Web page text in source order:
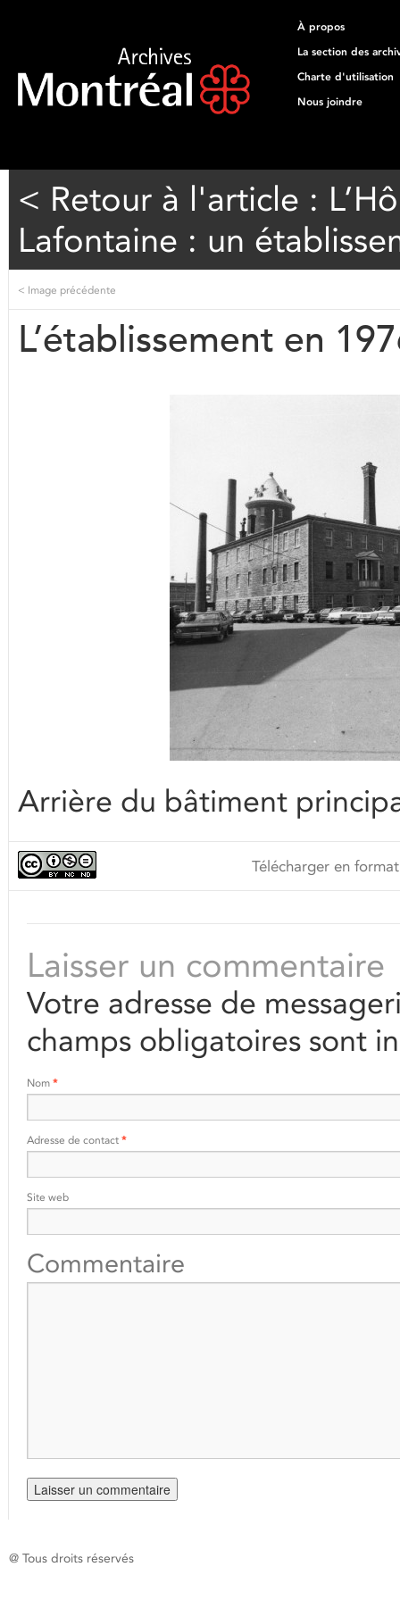
À propos
La section des
Charte d'utilisation
Nous joindre
< Retour à l'article :
Lafontaine : un
< Image précédente
L’établissement en
Arrière du bâtiment
Télécharger en
Laisser un commentaire
Votre adresse de
champs obligatoires sont
Nom *
Adresse de contact *
Site web
Commentaire
@ Tous droits réservés